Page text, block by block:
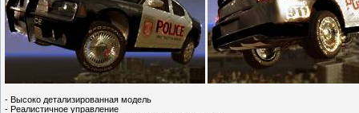
- Высоко детализированная модель
- Реалистичное управление